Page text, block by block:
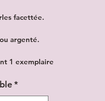
facettée.
argenté.
1 exemplaire
*